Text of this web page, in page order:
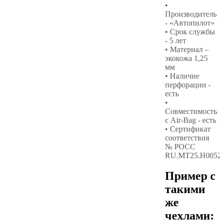
•
Производитель
- «Автопилот»
• Срок службы
- 5 лет
• Материал –
экокожа 1,25
мм
• Наличие
перфорации -
есть
•
Совместимость
с Air-Bag - есть
• Сертификат
соответствия
№ РОСС
Пример с
такими
же
чехлами: